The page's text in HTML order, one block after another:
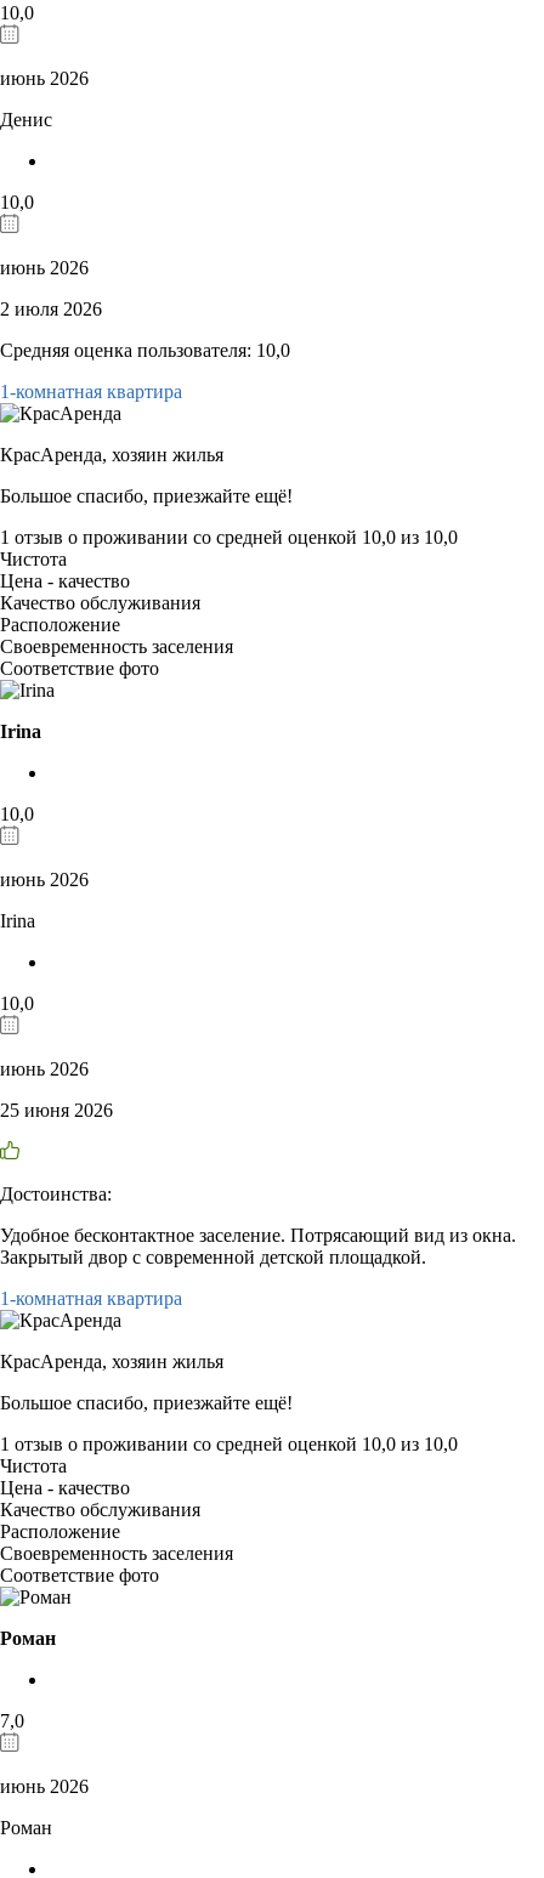
10,0
июнь 2026
Денис
10,0
июнь 2026
2 июля 2026
Средняя оценка пользователя: 10,0
1-комнатная квартира
КрасАренда, хозяин жилья
Большое спасибо, приезжайте ещё!
1 отзыв о проживании со средней оценкой 10,0 из 10,0
Чистота
Цена - качество
Качество обслуживания
Расположение
Своевременность заселения
Соответствие фото
Irina
10,0
июнь 2026
Irina
10,0
июнь 2026
25 июня 2026
Достоинства:
Удобное бесконтактное заселение. Потрясающий вид из окна.
Закрытый двор с современной детской площадкой.
1-комнатная квартира
КрасАренда, хозяин жилья
Большое спасибо, приезжайте ещё!
1 отзыв о проживании со средней оценкой 10,0 из 10,0
Чистота
Цена - качество
Качество обслуживания
Расположение
Своевременность заселения
Соответствие фото
Роман
7,0
июнь 2026
Роман